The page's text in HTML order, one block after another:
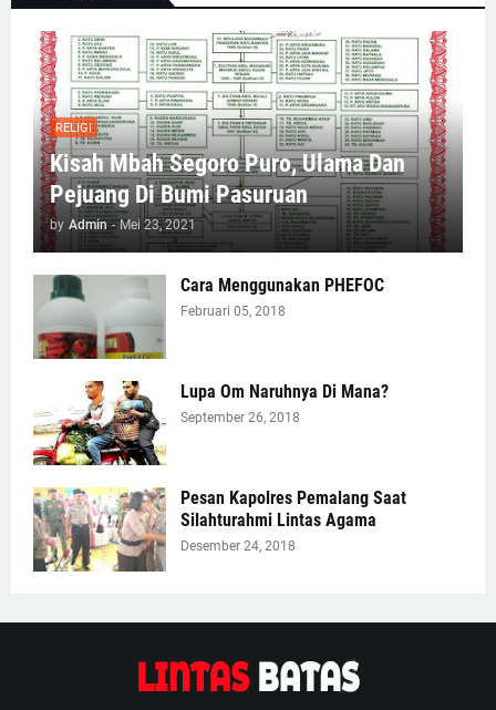
RELIGI
Kisah Mbah Segoro Puro, Ulama Dan
Pejuang Di Bumi Pasuruan
by Admin - Mei 23, 2021
Cara Menggunakan PHEFOC
Februari 05, 2018
Lupa Om Naruhnya Di Mana?
September 26, 2018
Pesan Kapolres Pemalang Saat
Silahturahmi Lintas Agama
Desember 24, 2018